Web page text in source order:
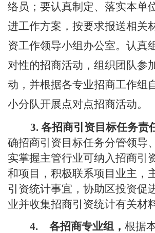
络员；要认真制定、落实本单
进工作方案，按要求报送相关
资工作领导小组办公室。认真
对性的招商活动，组织团队参
动，并根据各专业招商工作组
小分队开展点对点招商活动。
3. 各招商引资目标任务责
确招商引资目标任务分管领导
实掌握主管行业可纳入招商引
和项目，积极联系项目 业主 ，
引资统计事宜 ， 协助区投资促
业并收集招商引资统计有关材
4.
各招商专业组， 根据